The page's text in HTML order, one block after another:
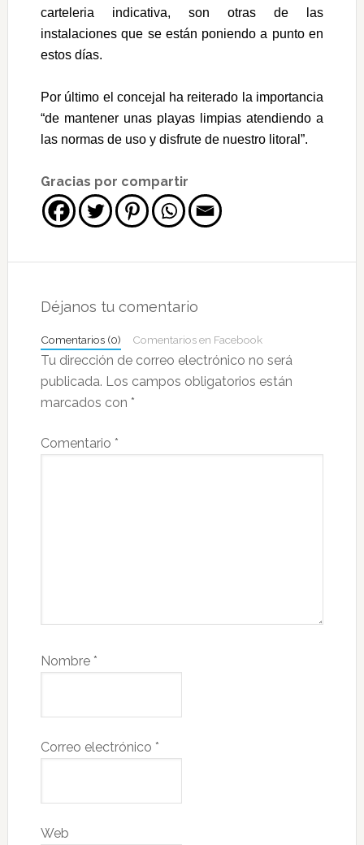
carteleria indicativa, son otras de las
instalaciones que se están poniendo a punto en
estos días.
Por último el concejal ha reiterado la importancia
“de mantener unas playas limpias atendiendo a
las normas de uso y disfrute de nuestro litoral”.
Gracias por compartir
con
lectores
Déjanos tu comentario
Comentarios (0) Comentarios en Facebook
Tu dirección de correo electrónico no será
publicada. Los campos obligatorios están
marcados con *
Comentario *
Nombre *
Correo electrónico *
Web